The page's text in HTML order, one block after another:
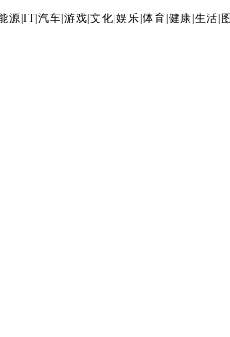
源 IT| 汽车 游戏 文化 娱乐 体育 健康 生活